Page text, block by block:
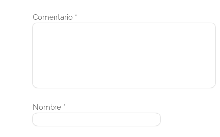
Comentario *
Nombre *